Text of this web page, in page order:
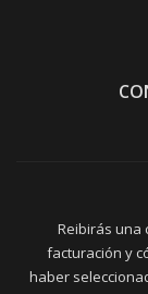
Reibirás una
facturación y
haber